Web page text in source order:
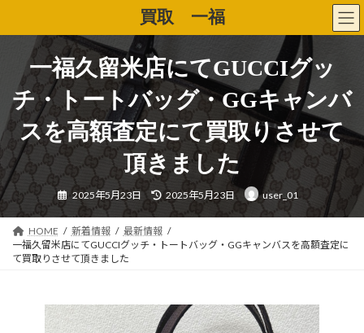
キ
ッ
に
移
買取 一福
一福久留米店にてGUCCIグッ
チ・トートバッグ・GGキャンバ
スを高額査定にて買取りさせて
頂きました
2025年5月23日
最
終
更
新
日
時
:
2025年5月23日 user_01
HOME 新着情報
最新情報
一福久留米店にてGUCCIグッチ・トートバッグ・GGキャンバスを高額査定に
て買取りさせて頂きました